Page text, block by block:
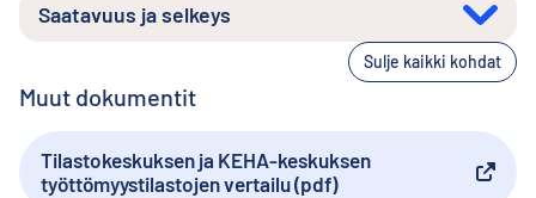
Saatavuus ja selkeys
Sulje kaikki kohdat
Muut dokumentit
Tilastokeskuksen ja KEHA-keskuksen
työttömyystilastojen vertailu (pdf)
Ulkoinen linkki